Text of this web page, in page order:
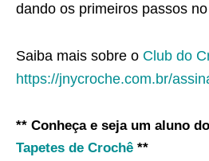
dando os primeiros passos
Saiba mais sobre o Club do
https://jnycroche.com.br/
** Conheça e seja um aluno do
Tapetes de Crochê **